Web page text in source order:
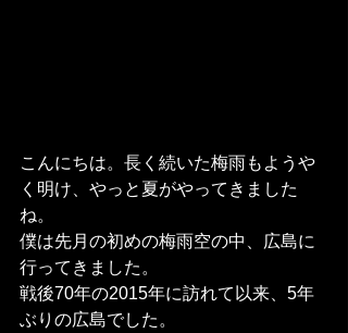
こんにちは。長く続いた梅雨もようや
く明け、やっと夏がやってきました
ね。
僕は先月の初めの梅雨空の中、広島に
行ってきました。
戦後70年の2015年に訪れて以来、5年
ぶりの広島でした。